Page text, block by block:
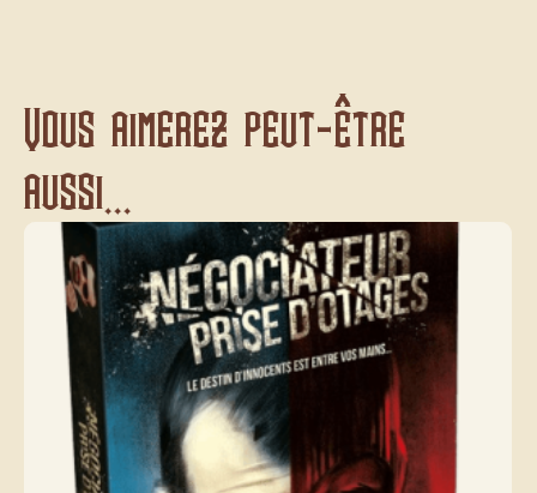
Vous aimerez peut-être
aussi...